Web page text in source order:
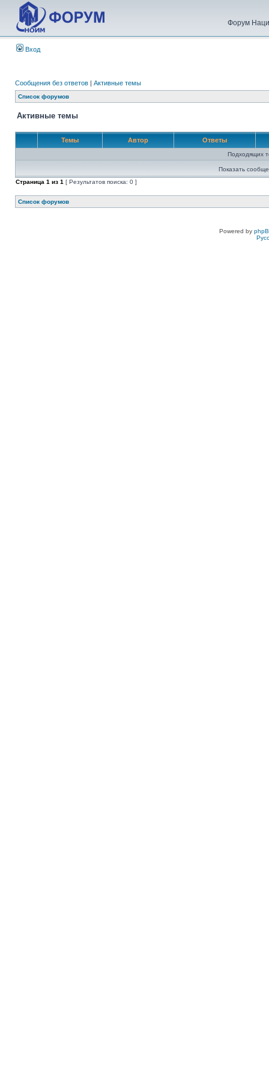
Форум
Вход
Сообщения без ответов | Активные темы
Список форумов
Активные темы
Темы Автор Ответы
Подходящих
Показать
Страница 1 из 1 [ Результатов поиска: 0 ]
Список форумов
Powered by